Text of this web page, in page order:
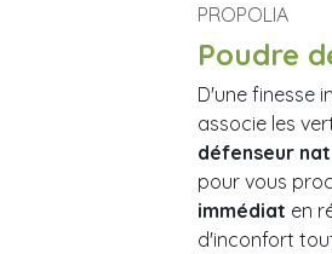
PROPOLIA
Poudre
D'une finesse
associe les
défenseur
pour vous
immédiat en
d'inconfort